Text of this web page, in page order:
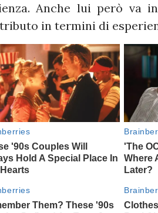
Anche lui però va
in termini di